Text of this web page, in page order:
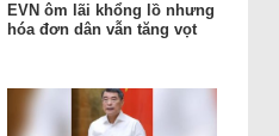
EVN ôm lãi khổng lồ nhưng
hóa đơn dân vẫn tăng vọt